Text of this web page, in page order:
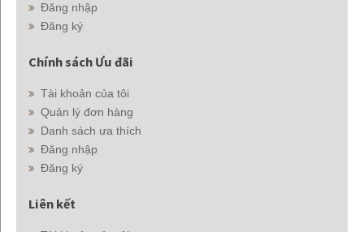
Đăng nhập
Đăng ký
Chính sách Ưu đãi
Tài khoản của tôi
Quản lý đơn hàng
Danh sách ưa thích
Đăng nhập
Đăng ký
Liên kết